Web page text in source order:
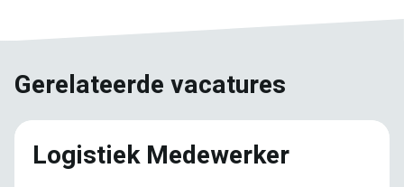
Gerelateerde vacatures
Logistiek Medewerker